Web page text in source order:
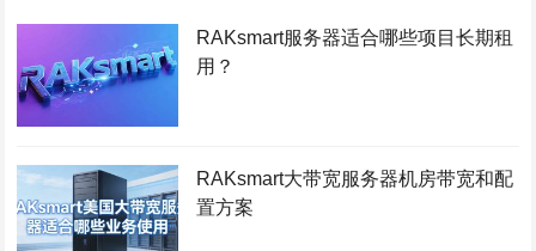
RAKsmart服务器适合哪些项目长期租
用？
RAKsmart大带宽服务器机房带宽和配
置方案